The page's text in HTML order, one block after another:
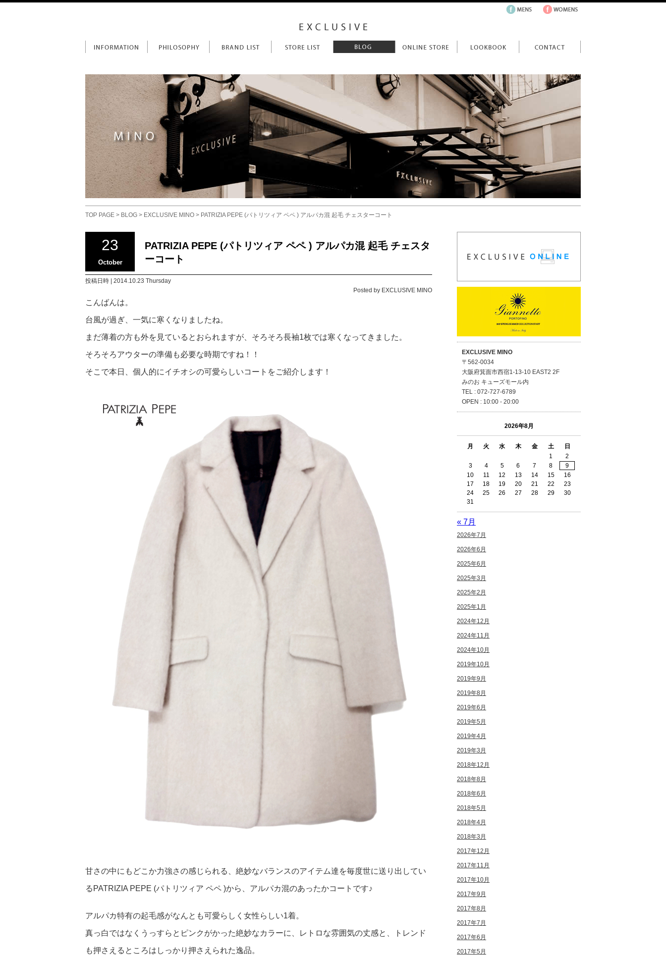
TOP PAGE > BLOG > EXCLUSIVE MINO > PATRIZIA PEPE (パトリツィア ペペ ) アルパカ混 起毛 チェスターコート
23
October
PATRIZIA PEPE (パトリツィア ペペ ) アルパカ混 起毛 チェスタ
ーコート
投稿日時 | 2014.10.23 Thursday
Posted by EXCLUSIVE MINO
こんばんは。
台風が過ぎ、一気に寒くなりましたね。
まだ薄着の方も外を見ているとおられますが、そろそろ長袖1枚では寒くなってきました。
そろそろアウターの準備も必要な時期ですね！！
そこで本日、個人的にイチオシの可愛らしいコートをご紹介します！
甘さの中にもどこか力強さの感じられる、絶妙なバランスのアイテム達を毎度世に送り出してい
るPATRIZIA PEPE (パトリツィア ペペ )から、アルパカ混のあったかコートです♪
アルパカ特有の起毛感がなんとも可愛らしく女性らしい1着。
真っ白ではなくうっすらとピンクがかった絶妙なカラーに、レトロな雰囲気の丈感と、トレンド
も押さえるところはしっかり押さえられた逸品。
EXCLUSIVE MINO
〒562-0034
大阪府箕面市西宿1-13-10 EAST2 2F
みのお キューズモール内
TEL : 072-727-6789
OPEN : 10:00 - 20:00
2026年8月
月 火 水 木 金 土
日
1
2
3
4 5 6 7 8
9
10
11 12 13 14 15
16
17
18 19 20 21 22
23
24
25 26 27 28 29
30
31
« 7月
2026年7月
2026年6月
2025年6月
2025年3月
2025年2月
2025年1月
2024年12月
2024年11月
2024年10月
2019年10月
2019年9月
2019年8月
2019年6月
2019年5月
2019年4月
2019年3月
2018年12月
2018年8月
2018年6月
2018年5月
2018年4月
2018年3月
2017年12月
2017年11月
2017年10月
2017年9月
2017年8月
2017年7月
2017年6月
2017年5月